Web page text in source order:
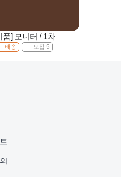
품] 모니터 / 1차
배송 모집 5